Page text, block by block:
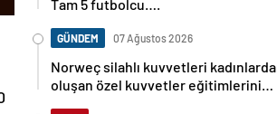
Norweç silahlı kuvvetleri kadınlardan
oluşan özel kuvvetler eğitimlerini
başlattı.